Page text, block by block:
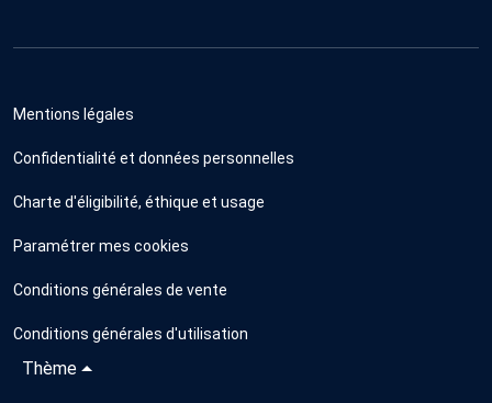
Mentions légales
Confidentialité et données personnelles
Charte d'éligibilité, éthique et usage
Paramétrer mes cookies
Conditions générales de vente
Conditions générales d'utilisation
Thème